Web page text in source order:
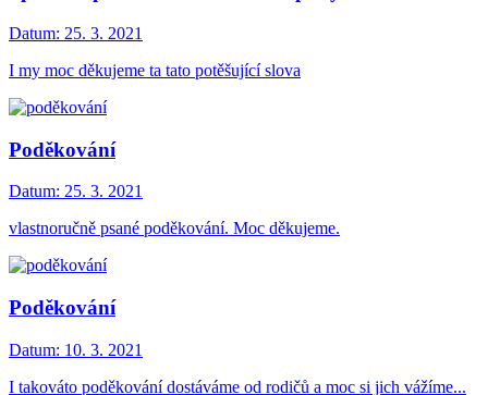
Datum: 25. 3. 2021
I my moc děkujeme ta tato potěšující slova
Poděkování
Datum: 25. 3. 2021
vlastnoručně psané poděkování. Moc děkujeme.
Poděkování
Datum: 10. 3. 2021
I takováto poděkování dostáváme od rodičů a moc si jich vážíme...